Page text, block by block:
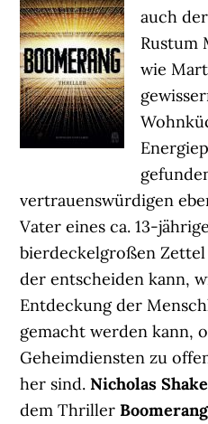
auch
Rustum
wie
vertrauenswürdigen
Vater eines ca. 13-
bierdeckelgroßen
der entscheiden kann,
Entdeckung der
gemacht werden kann,
Geheimdiensten zu
her sind.Nicholas
dem ThrillerBoomerang